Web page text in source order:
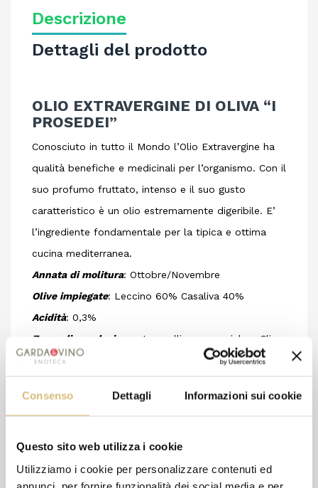
Consenso Dettagli Informazioni sui cookie
Questo sito web utilizza i cookie
Utilizziamo i cookie per personalizzare contenuti ed
annunci, per fornire funzionalità dei social media e per
Descrizione
Dettagli del prodotto
OLIO EXTRAVERGINE DI OLIVA “I
PROSEDEI”
Conosciuto in tutto il Mondo l’Olio Extravergine ha
qualità benefiche e medicinali per l’organismo. Con il
suo profumo fruttato, intenso e il suo gusto
caratteristico è un olio estremamente digeribile. E’
l’ingrediente fondamentale per la tipica e ottima
cucina mediterranea.
Annata di molitura: Ottobre/Novembre
Olive impiegate: Leccino 60% Casaliva 40%
Acidità: 0,3%
Zona di produzione
: Le colline moreniche. Clima
temperato caldo con inverni miti ed estati calde che
salati.
Le prelibate caratteristiche organolettiche dell’olio
extravergine d’oliva vengono ricavate dal terreno